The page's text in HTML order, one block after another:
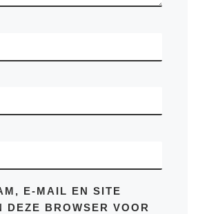
E-MAIL EN SITE
DEZE BROWSER VOOR